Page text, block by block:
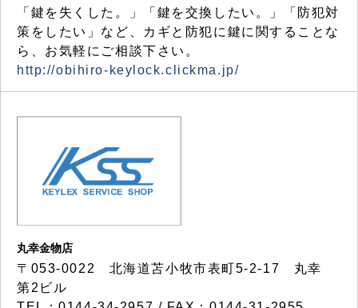
「鍵を失くした。」「鍵を交換したい。」「防犯対
策をしたい」など、カギと防犯に鍵に関することな
ら、お気軽にご相談下さい。
http://obihiro-keylock.clickma.jp/
丸幸金物店
〒053-0022 北海道苫小牧市表町5-2-17 丸幸
第2ビル